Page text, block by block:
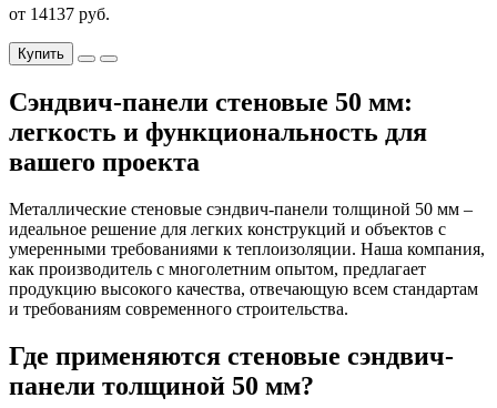
от 14137 руб.
Купить
Сэндвич-панели стеновые 50 мм:
легкость и функциональность для
вашего проекта
Металлические стеновые сэндвич-панели толщиной 50 мм –
идеальное решение для легких конструкций и объектов с
умеренными требованиями к теплоизоляции. Наша компания,
как производитель с многолетним опытом, предлагает
продукцию высокого качества, отвечающую всем стандартам
и требованиям современного строительства.
Где применяются стеновые сэндвич-
панели толщиной 50 мм?